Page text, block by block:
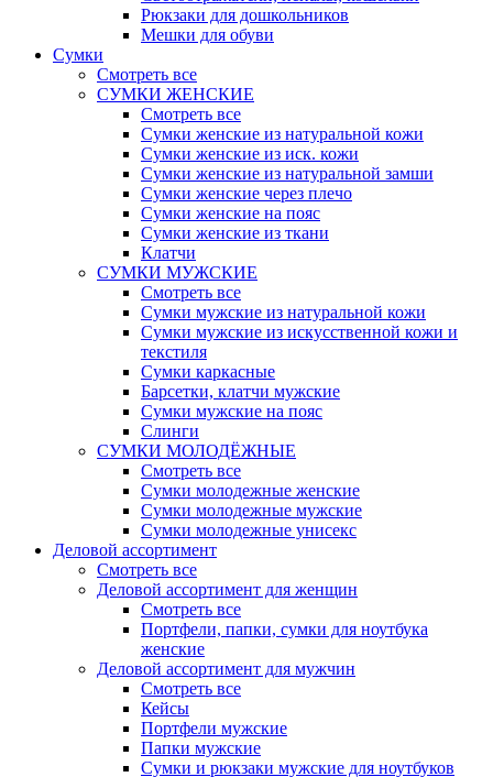
Рюкзаки для дошкольников
Мешки для обуви
Сумки
Смотреть все
СУМКИ ЖЕНСКИЕ
Смотреть все
Сумки женские из натуральной кожи
Сумки женские из иск. кожи
Сумки женские из натуральной замши
Сумки женские через плечо
Сумки женские на пояс
Сумки женские из ткани
Клатчи
СУМКИ МУЖСКИЕ
Смотреть все
Сумки мужские из натуральной кожи
Сумки мужские из искусственной кожи и
текстиля
Сумки каркасные
Барсетки, клатчи мужские
Сумки мужские на пояс
Слинги
СУМКИ МОЛОДЁЖНЫЕ
Смотреть все
Сумки молодежные женские
Сумки молодежные мужские
Сумки молодежные унисекс
Деловой ассортимент
Смотреть все
Деловой ассортимент для женщин
Смотреть все
Портфели, папки, сумки для ноутбука
женские
Деловой ассортимент для мужчин
Смотреть все
Кейсы
Портфели мужские
Папки мужские
Сумки и рюкзаки мужские для ноутбуков